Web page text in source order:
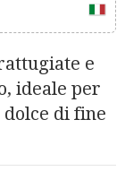
e
ideale per
dolce di fine